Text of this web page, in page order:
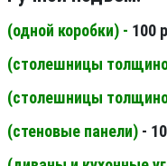
(одной коробки) - 100
(столешницы
(столешницы
(стеновые панели) -